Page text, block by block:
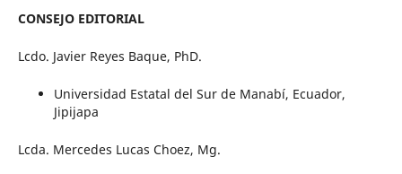
CONSEJO EDITORIAL
Lcdo. Javier Reyes Baque, PhD.
Universidad Estatal del Sur de Manabí, Ecuador,
Jipijapa
Lcda. Mercedes Lucas Choez, Mg.